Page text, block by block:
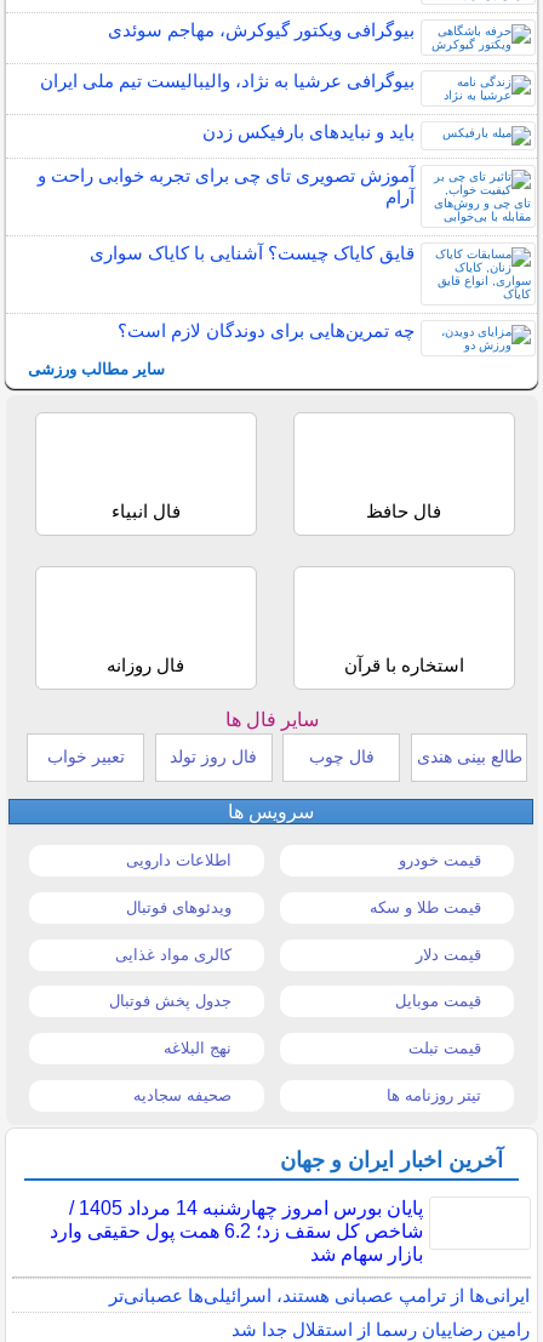
بیوگرافی ویکتور گیوکرش، مهاجم سوئدی
بیوگرافی عرشیا به نژاد، والیبالیست تیم ملی ایران
باید و نبایدهای بارفیکس زدن
آموزش تصویری تای چی برای تجربه خوابی راحت و
آرام
قایق کایاک چیست؟ آشنایی با کایاک سواری
چه تمرین‌هایی برای دوندگان لازم است؟
سایر مطالب ورزشی
فال حافظ فال انبیاء
استخاره با قرآن فال روزانه
سایر فال ها
طالع بینی هندی فال چوب فال روز تولد تعبیر خواب
سرویس ها
قیمت خودرو اطلاعات دارویی
قیمت طلا و سکه ویدئوهای فوتبال
قیمت دلار کالری مواد غذایی
قیمت موبایل جدول پخش فوتبال
قیمت تبلت نهج البلاغه
تیتر روزنامه ها صحیفه سجادیه
آخرین اخبار ایران و جهان
پایان بورس امروز چهارشنبه 14 مرداد 1405 /
شاخص کل سقف زد؛ 6.2 همت پول حقیقی وارد
بازار سهام شد
ایرانی‌ها از ترامپ عصبانی هستند، اسرائیلی‌ها عصبانی‌تر
رامین رضاییان رسما از استقلال جدا شد